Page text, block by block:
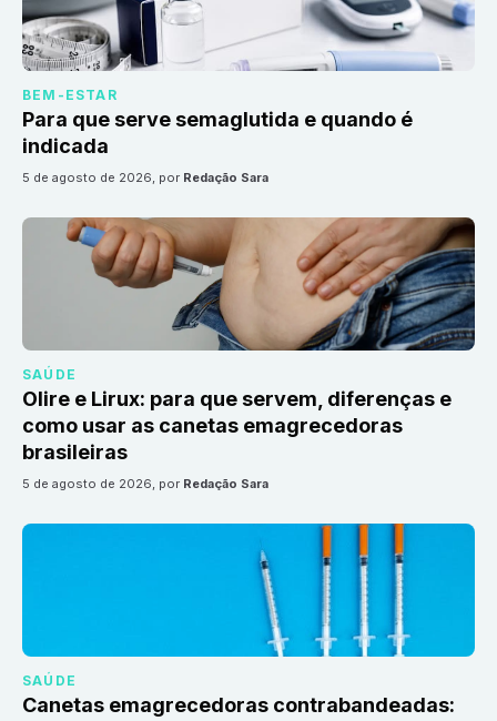
BEM-ESTAR
Para que serve semaglutida e quando é
indicada
5 de agosto de 2026, por Redação Sara
SAÚDE
Olire e Lirux: para que servem, diferenças e
como usar as canetas emagrecedoras
brasileiras
5 de agosto de 2026, por Redação Sara
SAÚDE
Canetas emagrecedoras contrabandeadas: